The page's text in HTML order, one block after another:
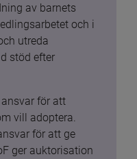
av barnets
och i
utreda
stöd efter
för att
vill adoptera.
för att ge
ger auktorisation